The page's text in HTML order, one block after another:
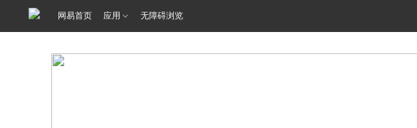
网易首页 应用 无障碍浏览